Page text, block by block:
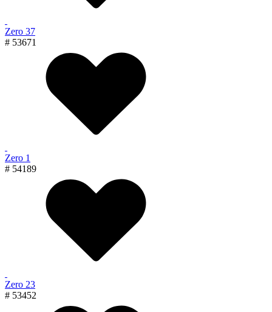
Zero 37
# 53671
Zero 1
# 54189
Zero 23
# 53452